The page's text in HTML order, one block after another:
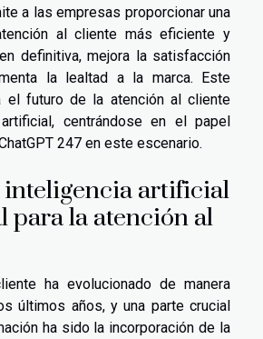
a las empresas proporcionar una
al cliente más eficiente y
definitiva, mejora la satisfacción
la lealtad a la marca. Este
el futuro de la atención al cliente
centrándose en el papel
247 en este escenario.
inteligencia artificial
para la atención al
ha evolucionado de manera
últimos años, y una parte crucial
ha sido la incorporación de la